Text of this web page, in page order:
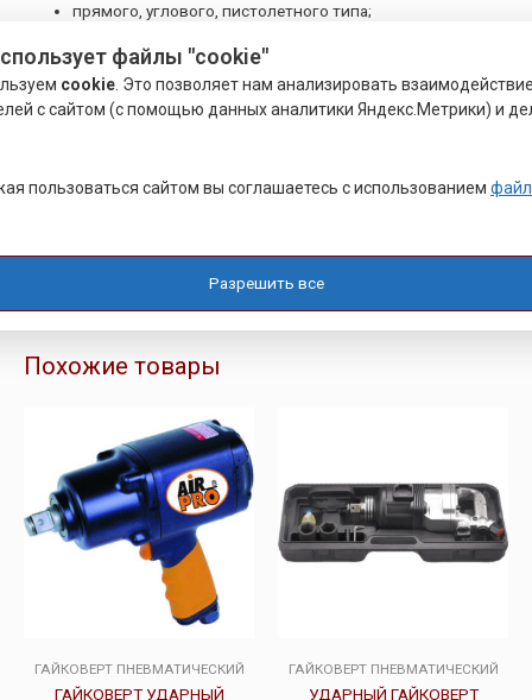
прямого, углового, пистолетного типа;
трещоточные;
с открытым зевом;
При выборе подходящей модели рекомендуем учитывать
Похожие товары
ГАЙКОВЕРТ ПНЕВМАТИЧЕСКИЙ
ГАЙКОВЕРТ УДАРНЫЙ
ГАЙКОВЕРТ ПНЕВМАТИЧЕСКИЙ
УДАРНЫЙ ГАЙКОВЕРТ
файлы "cookie"
cookie . Это позволяет нам анализировать
с сайтом (с помощью данных аналитики Яндекс.Метрики) и
пользоваться сайтом вы соглашаетесь с использованием
Разрешить все